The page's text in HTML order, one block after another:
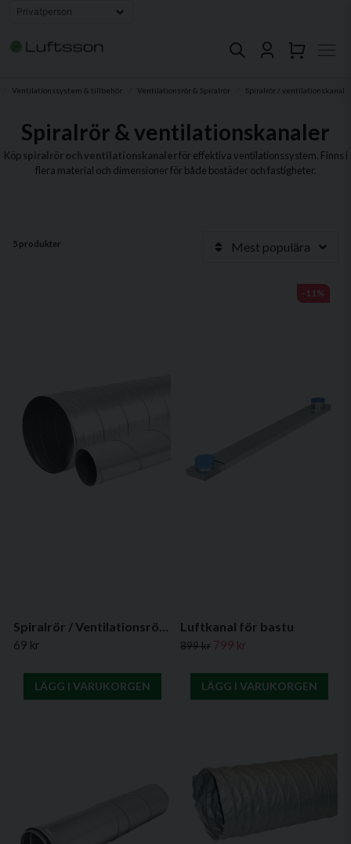
Ventilationssystem & tillbehör Ventilationsrör & Spiralrör Spiralrör / ventilationskanal
Spiralrör & ventilationskanaler
Köpspiralrör och ventilationskanalerför effektiva ventilationssystem. Finns i
flera material och dimensioner för både bostäder och fastigheter.
5 produkter Mest populära
Spiralrör / Ventilationsrör i 0,3 - 1 m
69 kr
LÄGG I VARUKORGEN
Luftkanal för bastu
899 kr 799 kr
LÄGG I VARUKORGEN
-11%